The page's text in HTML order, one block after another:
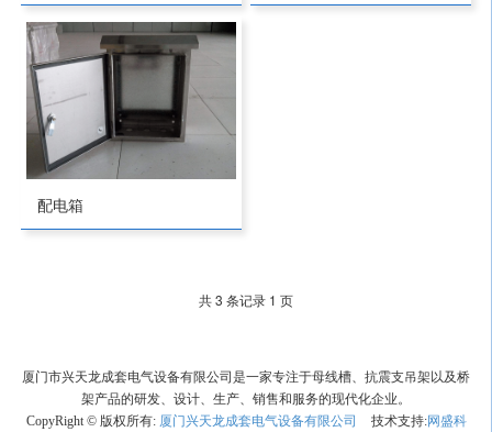
配电箱
共 3 条记录 1 页
厦门市兴天龙成套电气设备有限公司是一家专注于母线槽、抗震支吊架以及桥
架产品的研发、设计、生产、销售和服务的现代化企业。
CopyRight © 版权所有: 厦门兴天龙成套电气设备有限公司 技术支持:网盛科